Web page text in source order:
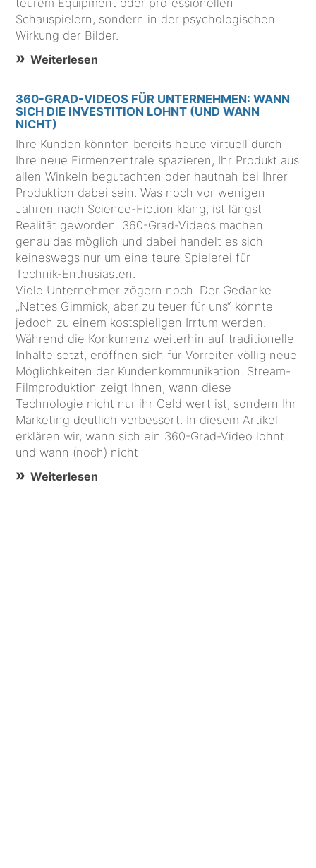
teurem Equipment oder professionellen
Schauspielern, sondern in der psychologischen
Wirkung der Bilder.
Weiterlesen
360-GRAD-VIDEOS FÜR UNTERNEHMEN: WANN
SICH DIE INVESTITION LOHNT (UND WANN
NICHT)
Ihre Kunden könnten bereits heute virtuell durch
Ihre neue Firmenzentrale spazieren, Ihr Produkt aus
allen Winkeln begutachten oder hautnah bei Ihrer
Produktion dabei sein. Was noch vor wenigen
Jahren nach Science-Fiction klang, ist längst
Realität geworden. 360-Grad-Videos machen
genau das möglich und dabei handelt es sich
keineswegs nur um eine teure Spielerei für
Technik-Enthusiasten.
Viele Unternehmer zögern noch. Der Gedanke
„Nettes Gimmick, aber zu teuer für uns“ könnte
jedoch zu einem kostspieligen Irrtum werden.
Während die Konkurrenz weiterhin auf traditionelle
Inhalte setzt, eröffnen sich für Vorreiter völlig neue
Möglichkeiten der Kundenkommunikation. Stream-
Filmproduktion zeigt Ihnen, wann diese
Technologie nicht nur ihr Geld wert ist, sondern Ihr
Marketing deutlich verbessert. In diesem Artikel
erklären wir, wann sich ein 360-Grad-Video lohnt
und wann (noch) nicht
Weiterlesen